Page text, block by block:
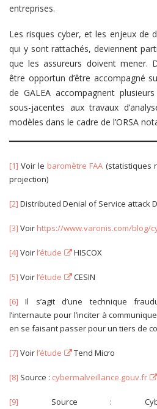
entreprises.
Les risques cyber, et les enjeux de
qui y sont rattachés, deviennent
que les assureurs doivent mener.
être opportun d’être accompagné
de GALEA accompagnent
sous-jacentes aux travaux
modèles dans le cadre de l’ORSA
[1] Voir le baromètre FAA (statistiques
projection)
[2] Distributed Denial of Service attack
[3] Voir https://www.varonis.com/blog/
[4] Voir l’étude HISCOX
[5] Voir l’étude CESIN
[6] Il s’agit d’une technique
l’internaute pour l’inciter à
en se faisant passer pour un tiers de
[7] Voir l’étude Tend Micro
[8] Source : cybermalveillance.gouv.fr
[9] Source :